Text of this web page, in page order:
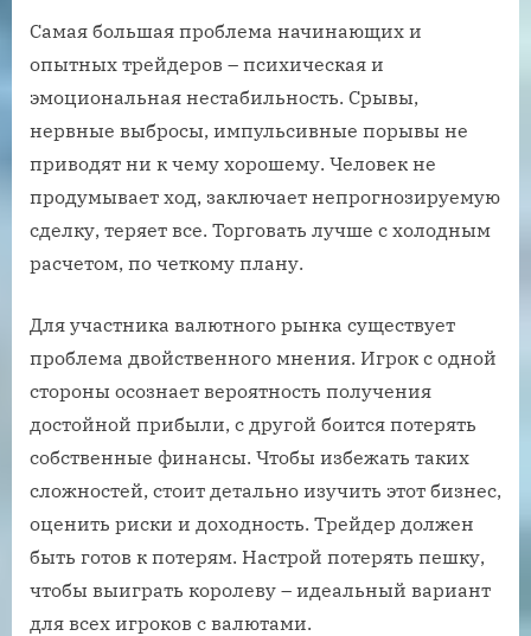
Самая большая проблема начинающих и
опытных трейдеров – психическая и
эмоциональная нестабильность. Срывы,
нервные выбросы, импульсивные порывы не
приводят ни к чему хорошему. Человек не
продумывает ход, заключает непрогнозируемую
сделку, теряет все. Торговать лучше с холодным
расчетом, по четкому плану.
Для участника валютного рынка существует
проблема двойственного мнения. Игрок с одной
стороны осознает вероятность получения
достойной прибыли, с другой боится потерять
собственные финансы. Чтобы избежать таких
сложностей, стоит детально изучить этот бизнес,
оценить риски и доходность. Трейдер должен
быть готов к потерям. Настрой потерять пешку,
чтобы выиграть королеву – идеальный вариант
для всех игроков с валютами.